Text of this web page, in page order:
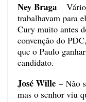
Ney Braga –
trabalhavam para
Cury muito antes
convenção do
que o Paulo
candidato.
José Wille – Não
mas o senhor viu